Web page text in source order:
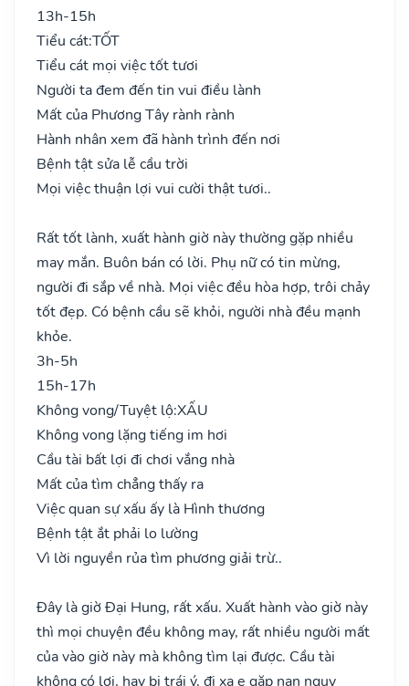
13h-15h
Tiểu cát:TỐT
Tiểu cát mọi việc tốt tươi
Người ta đem đến tin vui điều lành
Mất của Phương Tây rành rành
Hành nhân xem đã hành trình đến nơi
Bệnh tật sửa lễ cầu trời
Mọi việc thuận lợi vui cười thật tươi..
Rất tốt lành, xuất hành giờ này thường gặp nhiều
may mắn. Buôn bán có lời. Phụ nữ có tin mừng,
người đi sắp về nhà. Mọi việc đều hòa hợp, trôi chảy
tốt đẹp. Có bệnh cầu sẽ khỏi, người nhà đều mạnh
khỏe.
3h-5h
15h-17h
Không vong/Tuyệt lộ:XẤU
Không vong lặng tiếng im hơi
Cầu tài bất lợi đi chơi vắng nhà
Mất của tìm chẳng thấy ra
Việc quan sự xấu ấy là Hình thương
Bệnh tật ắt phải lo lường
Vì lời nguyền rủa tìm phương giải trừ..
Đây là giờ Đại Hung, rất xấu. Xuất hành vào giờ này
thì mọi chuyện đều không may, rất nhiều người mất
của vào giờ này mà không tìm lại được. Cầu tài
không có lợi, hay bị trái ý, đi xa e gặp nạn nguy